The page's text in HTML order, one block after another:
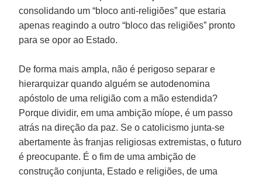
consolidando um “bloco anti-religiões” que estaria
apenas reagindo a outro “bloco das religiões” pronto
para se opor ao Estado.
De forma mais ampla, não é perigoso separar e
hierarquizar quando alguém se autodenomina
apóstolo de uma religião com a mão estendida?
Porque dividir, em uma ambição míope, é um passo
atrás na direção da paz. Se o catolicismo junta-se
abertamente às franjas religiosas extremistas, o futuro
é preocupante. É o fim de uma ambição de
construção conjunta, Estado e religiões, de uma